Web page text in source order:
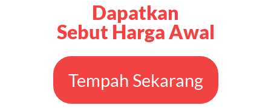
Dapatkan
Sebut Harga Awal
Tempah Sekarang